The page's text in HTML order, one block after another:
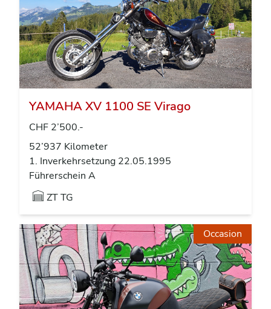
YAMAHA XV 1100 SE Virago
CHF 2’500.-
52’937 Kilometer
1. Inverkehrsetzung 22.05.1995
Führerschein A
ZT TG
Occasion